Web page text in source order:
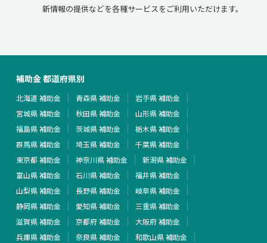
新情報の提供などを各種サービスをご利用いただけます。
補助金 都道府県別
北海道 補助金 青森県 補助金
岩手県 補助金
宮城県 補助金
秋田県 補助金
山形県 補助金
福島県 補助金
茨城県 補助金
栃木県 補助金
群馬県 補助金
埼玉県 補助金
千葉県 補助金
東京都 補助金
神奈川県 補助金
新潟県 補助金
富山県 補助金
石川県 補助金
福井県 補助金
山梨県 補助金
長野県 補助金
岐阜県 補助金
静岡県 補助金
愛知県 補助金
三重県 補助金
滋賀県 補助金
京都府 補助金
大阪府 補助金
兵庫県 補助金
奈良県 補助金
和歌山県 補助金